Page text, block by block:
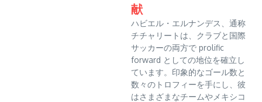
献
ハビエル・エルナンデス、通称
チチャリートは、クラブと国際
サッカーの両方で prolific
forward としての地位を確立し
ています。印象的なゴール数と
数々のトロフィーを手にし、彼
はさまざまなチームやメキシコ